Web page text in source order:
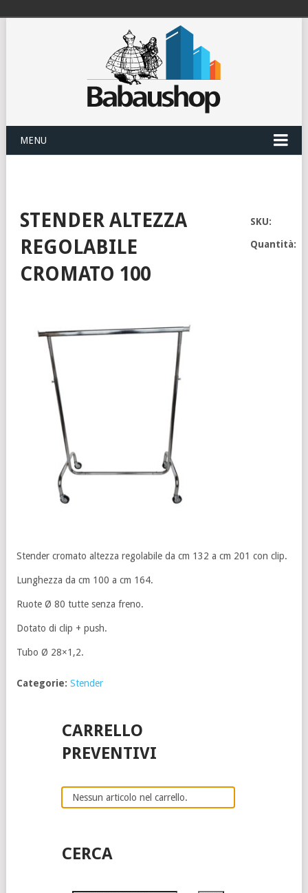
MENU
STENDER ALTEZZA
REGOLABILE
CROMATO 100
SKU:
Quantità:
Stender cromato altezza regolabile da cm 132 a cm 201 con clip.
Lunghezza da cm 100 a cm 164.
Ruote Ø 80 tutte senza freno.
Dotato di clip + push.
Tubo Ø 28×1,2.
Categorie: Stender
CARRELLO
PREVENTIVI
Nessun articolo nel carrello.
CERCA